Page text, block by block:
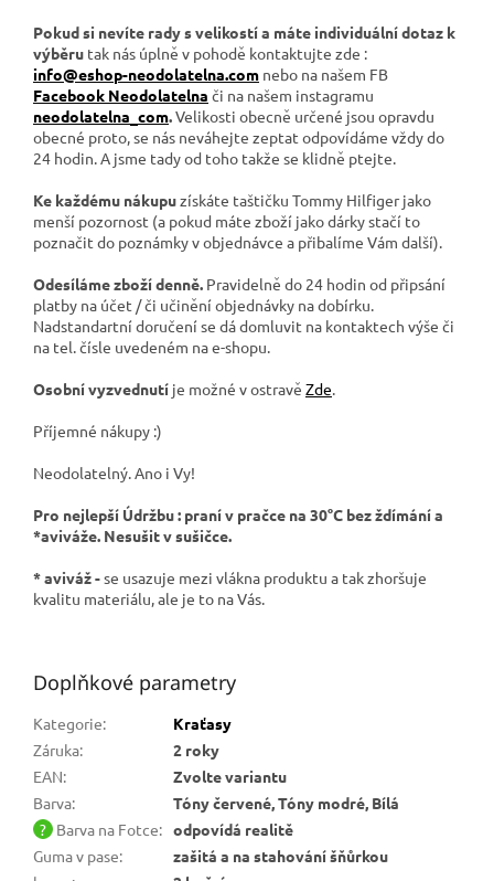
Pokud si nevíte rady s velikostí a máte individuální dotaz k
výběru tak nás úplně v pohodě kontaktujte zde :
info@eshop-neodolatelna.com nebo na našem FB
Facebook Neodolatelna či na našem instagramu
neodolatelna_com.Velikosti obecně určené jsou opravdu
obecné proto, se nás neváhejte zeptat odpovídáme vždy do
24 hodin. A jsme tady od toho takže se klidně ptejte.
Ke každému nákupuzískáte taštičku Tommy Hilfiger jako
menší pozornost (a pokud máte zboží jako dárky stačí to
poznačit do poznámky v objednávce a přibalíme Vám další).
Odesíláme zboží denně. Pravidelně do 24 hodin od připsání
platby na účet / či učinění objednávky na dobírku.
Nadstandartní doručení se dá domluvit na kontaktech výše či
na tel. čísle uvedeném na e-shopu.
Osobní vyzvednutí je možné v ostravě Zde.
Příjemné nákupy :)
Neodolatelný. Ano i Vy!
Pro nejlepší Údržbu : praní v pračce na 30°C bez ždímání a
*aviváže. Nesušit v sušičce.
* aviváž -se usazuje mezi vlákna produktu a tak zhoršuje
kvalitu materiálu, ale je to na Vás.
Doplňkové parametry
Kategorie:
Kraťasy
Záruka:
2 roky
EAN:
Zvolte variantu
Barva:
Tóny červené, Tóny modré, Bílá
? Barva na Fotce: odpovídá realitě
Guma v pase:
zašitá a na stahování šňůrkou